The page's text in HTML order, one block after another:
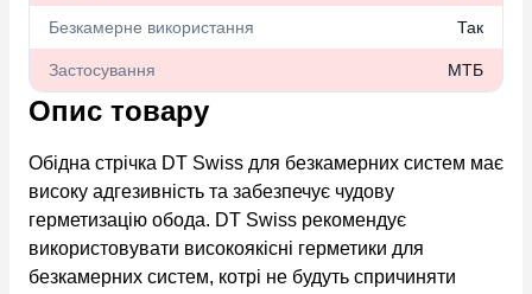
Безкамерне використання Так
Застосування МТБ
Опис товару
Обідна стрічка DT Swiss для безкамерних систем має
високу адгезивність та забезпечує чудову
герметизацію обода. DT Swiss рекомендує
використовувати високоякісні герметики для
безкамерних систем, котрі не будуть спричиняти